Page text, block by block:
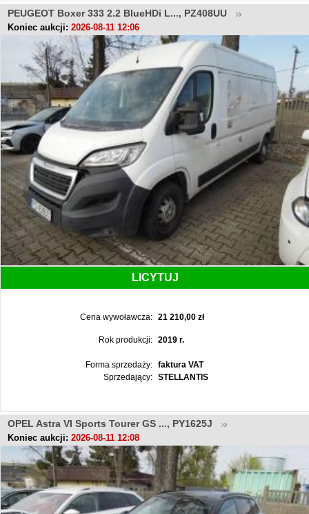
PEUGEOT Boxer 333 2.2 BlueHDi L..., PZ408UU
Koniec aukcji: 2026-08-11 12:06
LICYTUJ
Cena wywoławcza: 21 210,00 zł
Rok produkcji: 2019 r.
Forma sprzedaży:
faktura VAT
Sprzedający:
STELLANTIS
OPEL Astra VI Sports Tourer GS ..., PY1625J
Koniec aukcji: 2026-08-11 12:08